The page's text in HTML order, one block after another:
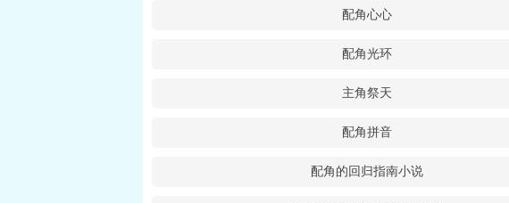
配角心心
配角光环
主角祭天
配角拼音
配角的回归指南小说